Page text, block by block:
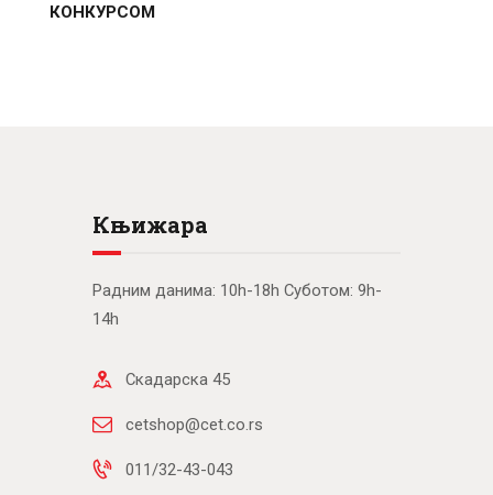
КОНКУРСОМ
Књижара
Радним данима: 10h-18h Суботом: 9h-
14h
Скадарска 45
cetshop@cet.co.rs
011/32-43-043